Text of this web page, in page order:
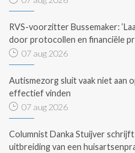
RVS-voorzitter Bussemaker:
door protocollen en financiële
07 aug 2026
Autismezorg sluit vaak niet aan
effectief vinden
07 aug 2026
Columnist Danka Stuijver
uitbreiding van een